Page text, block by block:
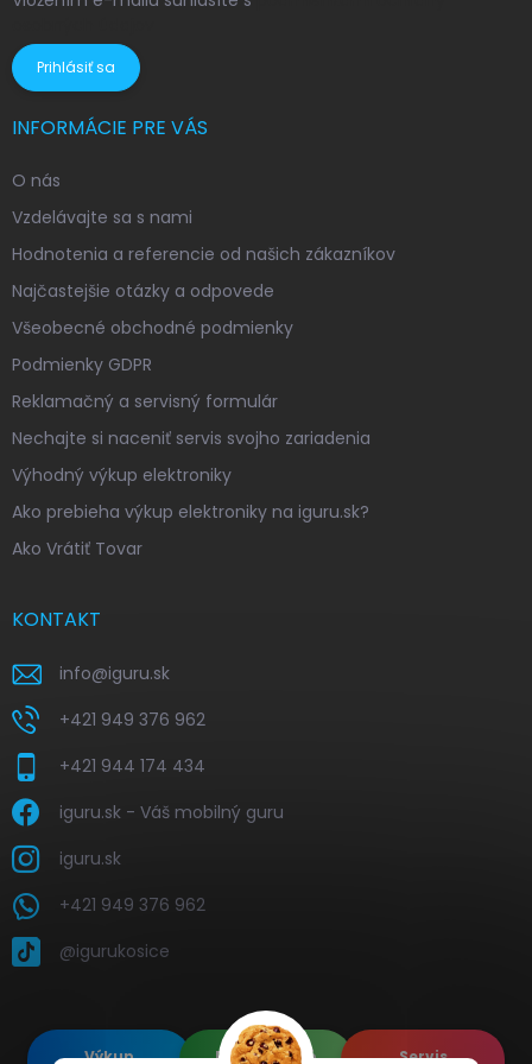
Prihlásiť sa
INFORMÁCIE PRE VÁS
O nás
Vzdelávajte sa s nami
Hodnotenia a referencie od našich zákazníkov
Najčastejšie otázky a odpovede
Všeobecné obchodné podmienky
Podmienky GDPR
Reklamačný a servisný formulár
Nechajte si naceniť servis svojho zariadenia
Výhodný výkup elektroniky
Ako prebieha výkup elektroniky na iguru.sk?
Ako Vrátiť Tovar
KONTAKT
info@iguru.sk
+421 949 376 962
+421 944 174 434
iguru.sk - Váš mobilný guru
iguru.sk
+421 949 376 962
@igurukosice
Výkup Renovované Servis